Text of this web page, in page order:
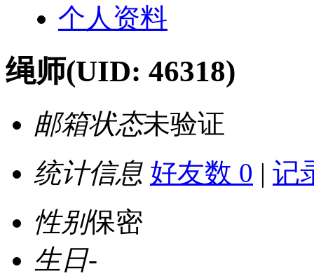
个人资料
绳师(UID: 46318)
邮箱状态未验证
统计信息 好友数 0 | 记
性别保密
生日-